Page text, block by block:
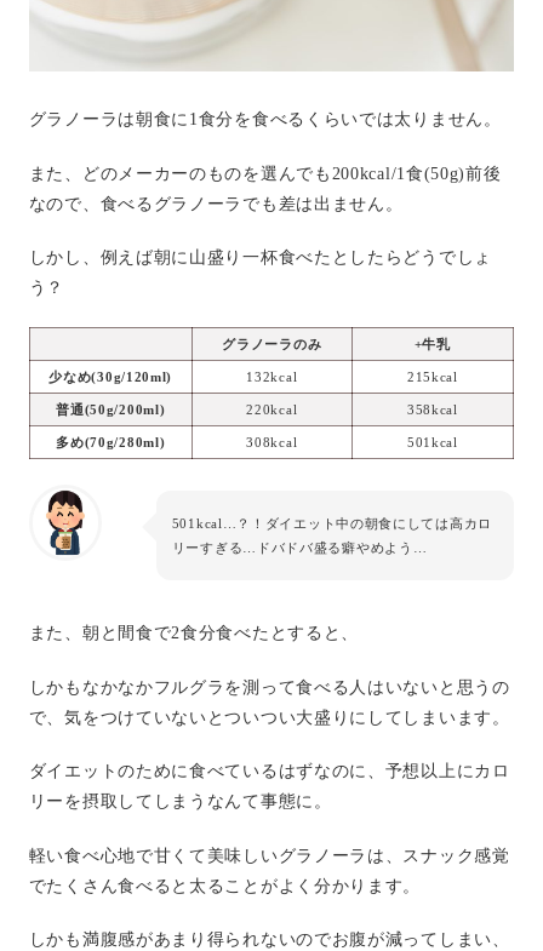
グラノーラは朝食に1食分を食べるくらいでは太りません。
また、どのメーカーのものを選んでも200kcal/1食(50g)前後
なので、食べるグラノーラでも差は出ません。
しかし、例えば朝に山盛り一杯食べたとしたらどうでしょ
う？
グラノーラのみ +牛乳
少なめ(30g/120ml) 132kcal 215kcal
普通(50g/200ml) 220kcal 358kcal
多め(70g/280ml) 308kcal 501kcal
501kcal…？！ダイエット中の朝食にしては高カロ
リーすぎる…ドバドバ盛る癖やめよう…
また、朝と間食で2食分食べたとすると、
しかもなかなかフルグラを測って食べる人はいないと思うの
で、気をつけていないとついつい大盛りにしてしまいます。
ダイエットのために食べているはずなのに、予想以上にカロ
リーを摂取してしまうなんて事態に。
軽い食べ心地で甘くて美味しいグラノーラは、スナック感覚
でたくさん食べると太ることがよく分かります。
しかも満腹感があまり得られないのでお腹が減ってしまい、